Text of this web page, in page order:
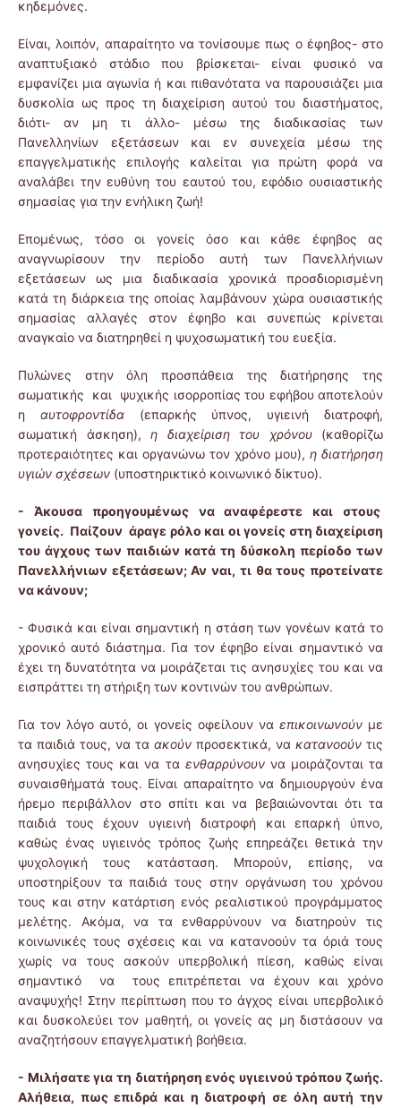
κηδεμόνες.
Είναι, λοιπόν, απαραίτητο να τονίσουμε πως ο έφηβος- στο
αναπτυξιακό στάδιο που βρίσκεται- είναι φυσικό να
εμφανίζει μια αγωνία ή και πιθανότατα να παρουσιάζει μια
δυσκολία ως προς τη διαχείριση αυτού του διαστήματος,
διότι- αν μη τι άλλο- μέσω της διαδικασίας των
Πανελληνίων εξετάσεων και εν συνεχεία μέσω της
επαγγελματικής επιλογής καλείται για πρώτη φορά να
αναλάβει την ευθύνη του εαυτού του, εφόδιο ουσιαστικής
σημασίας για την ενήλικη ζωή!
Επομένως, τόσο οι γονείς όσο και κάθε έφηβος ας
αναγνωρίσουν την περίοδο αυτή των Πανελλήνιων
εξετάσεων ως μια διαδικασία χρονικά προσδιορισμένη
κατά τη διάρκεια της οποίας λαμβάνουν χώρα ουσιαστικής
σημασίας αλλαγές στον έφηβο και συνεπώς κρίνεται
αναγκαίο να διατηρηθεί η ψυχοσωματική του ευεξία.
Πυλώνες στην όλη προσπάθεια της διατήρησης της
σωματικής και ψυχικής ισορροπίας του εφήβου αποτελούν
η αυτοφροντίδα(επαρκής ύπνος, υγιεινή διατροφή,
σωματική άσκηση), η διαχείριση του χρόνου(καθορίζω
προτεραιότητες και οργανώνω τον χρόνο μου), η διατήρηση
υγιών σχέσεων (υποστηρικτικό κοινωνικό δίκτυο).
- Άκουσα προηγουμένως να αναφέρεστε και στους
γονείς. Παίζουν άραγε ρόλο και οι γονείς στη διαχείριση
του άγχους των παιδιών κατά τη δύσκολη περίοδο των
Πανελλήνιων εξετάσεων; Αν ναι, τι θα τους προτείνατε
να κάνουν;
- Φυσικά και είναι σημαντική η στάση των γονέων κατά το
χρονικό αυτό διάστημα. Για τον έφηβο είναι σημαντικό να
έχει τη δυνατότητα να μοιράζεται τις ανησυχίες του και να
εισπράττει τη στήριξη των κοντινών του ανθρώπων.
Για τον λόγο αυτό, οι γονείς οφείλουν να επικοινωνούνμε
τα παιδιά τους, να τα ακούν προσεκτικά, να κατανοούν τις
ανησυχίες τους και να τα ενθαρρύνουννα μοιράζονται τα
συναισθήματά τους. Είναι απαραίτητο να δημιουργούν ένα
ήρεμο περιβάλλον στο σπίτι και να βεβαιώνονται ότι τα
παιδιά τους έχουν υγιεινή διατροφή και επαρκή ύπνο,
καθώς ένας υγιεινός τρόπος ζωής επηρεάζει θετικά την
ψυχολογική τους κατάσταση. Μπορούν, επίσης, να
υποστηρίξουν τα παιδιά τους στην οργάνωση του χρόνου
τους και στην κατάρτιση ενός ρεαλιστικού προγράμματος
μελέτης. Ακόμα, να τα ενθαρρύνουν να διατηρούν τις
κοινωνικές τους σχέσεις και να κατανοούν τα όριά τους
χωρίς να τους ασκούν υπερβολική πίεση, καθώς είναι
σημαντικό να τους επιτρέπεται να έχουν και χρόνο
αναψυχής! Στην περίπτωση που το άγχος είναι υπερβολικό
και δυσκολεύει τον μαθητή, οι γονείς ας μη διστάσουν να
αναζητήσουν επαγγελματική βοήθεια.
- Μιλήσατε για τη διατήρηση ενός υγιεινού τρόπου ζωής.
Αλήθεια, πως επιδρά και η διατροφή σε όλη αυτή την